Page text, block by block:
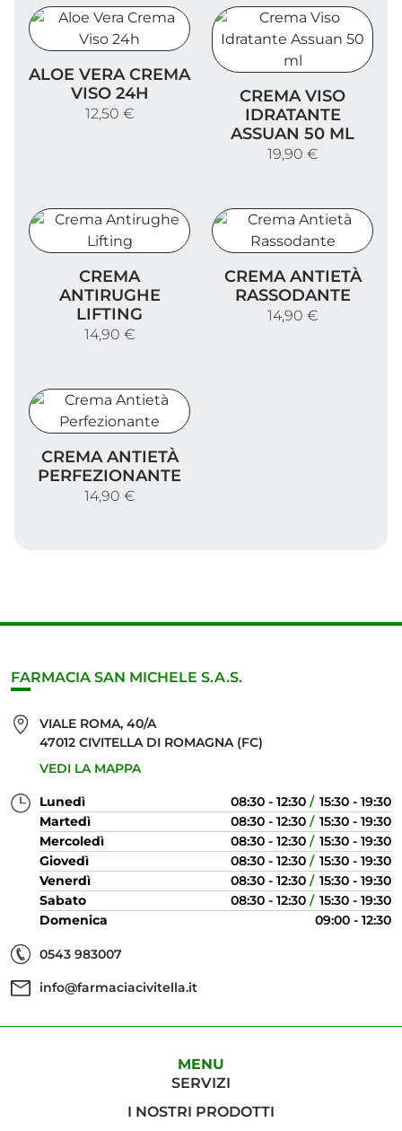
ALOE VERA CREMA
VISO 24H
12,50 €
CREMA VISO
IDRATANTE
ASSUAN 50 ML
19,90 €
CREMA
ANTIRUGHE
LIFTING
14,90 €
CREMA ANTIETÀ
RASSODANTE
14,90 €
CREMA ANTIETÀ
PERFEZIONANTE
14,90 €
FARMACIA SAN MICHELE S.A.S.
VIALE ROMA, 40/A
47012 CIVITELLA DI ROMAGNA (FC)
VEDI LA MAPPA
Lunedì 08:30 - 12:30
15:30 - 19:30
Martedì
08:30 - 12:30
15:30 - 19:30
Mercoledì
08:30 - 12:30
15:30 - 19:30
Giovedì
08:30 - 12:30
15:30 - 19:30
Venerdì
08:30 - 12:30
15:30 - 19:30
Sabato
08:30 - 12:30
15:30 - 19:30
Domenica
09:00 - 12:30
0543 983007
info@farmaciacivitella.it
MENU
SERVIZI
I NOSTRI PRODOTTI